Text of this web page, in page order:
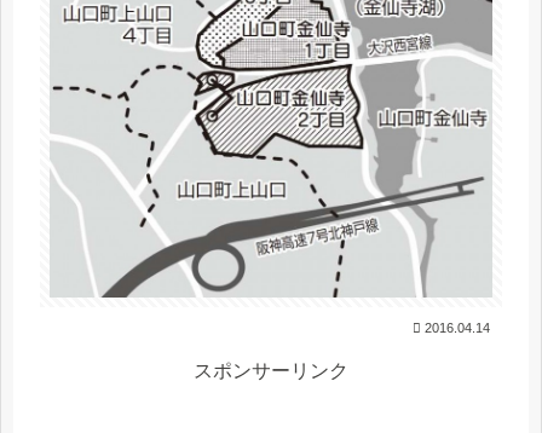
2016.04.14
スポンサーリンク